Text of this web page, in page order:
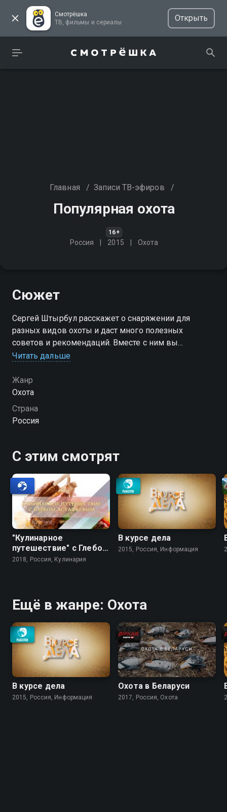
Смотрёшка
ТВ, фильмы и сериалы
Открыть
Главная / Записи ТВ-эфиров /
Популярная охота
16+
Россия 2015 Охота
Сюжет
Сергей Штырбул расскажет о снаряжении для
разных видов охоты и даст много полезных
советов и рекомендаций. Вместе с ним вы
поучаствуете в увлекательных охотах на зайца,
различных регионах нашей страны
Читать дальше
Жанр
Охота
Страна
Россия
С этим смотрят
"Кулинарное
путешествие" с Глебом
Астафьевым
2018, Россия, Кулинария
В курсе дела
2015, Россия, Информация
Ещё в жанре: Охота
В курсе дела
2015, Россия, Информация
Охота в Беларуси
2017, Россия, Охота